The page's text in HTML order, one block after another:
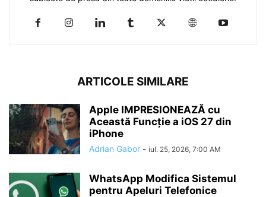
ARTICOLE SIMILARE
Apple IMPRESIONEAZĂ cu
Această Funcție a iOS 27 din
iPhone
Adrian Gabor - iul. 25, 2026, 7:00 AM
WhatsApp Modifica Sistemul
pentru Apeluri Telefonice